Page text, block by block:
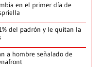
en el primer día de
del padrón y le quitan la
a hombre señalado de